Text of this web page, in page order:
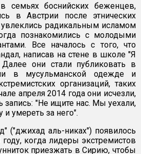
семьях боснийских беженцев,
в Австрии после этнических
радикальным исламом
познакомились с молодыми
Все началось с того, что
написав на стене в школе "Я
они стали публиковать в
в мусульманской одежде и
организаций, таких
апреля 2014 года они исчезли,
запись: "Не ищите нас. Мы уехали,
и умереть за него".
("джихад аль-никах") появилось
когда лидеры экстремистов
приезжать в Сирию, чтобы